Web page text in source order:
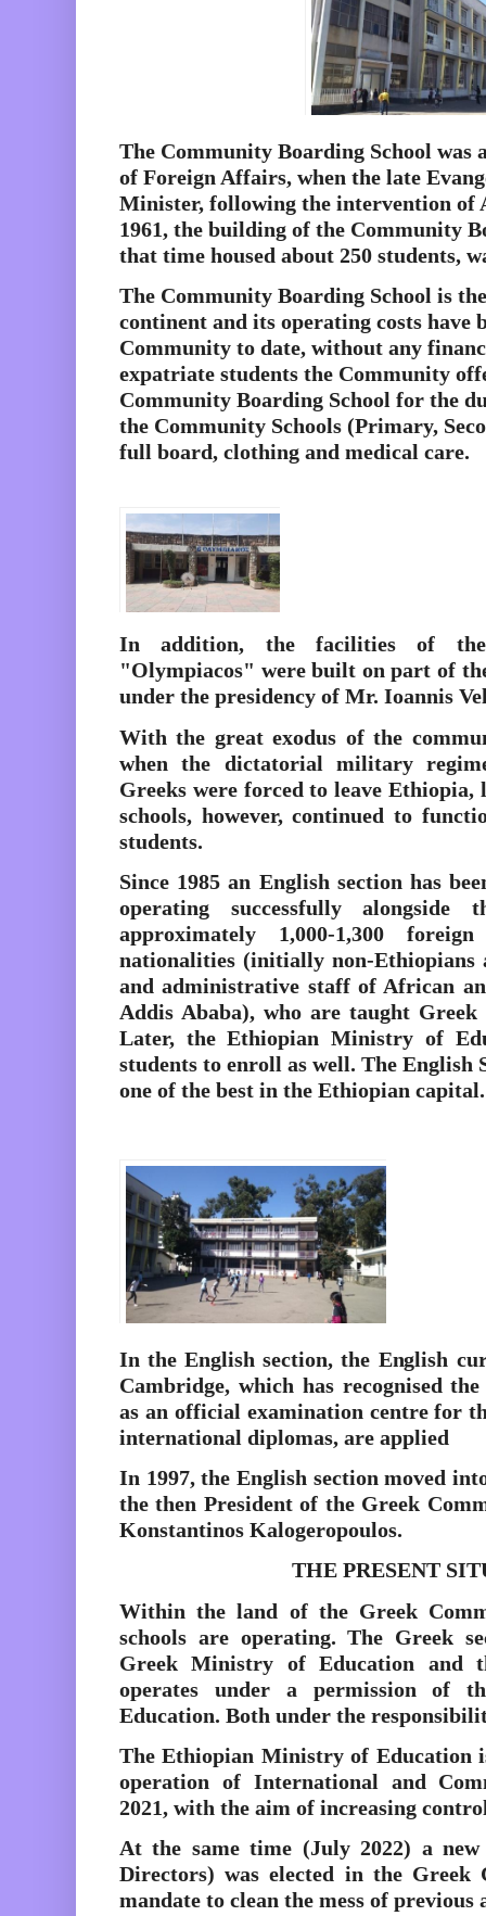
The Community Boarding School
of Foreign Affairs, when the late
Minister, following the intervention of
1961, the building of the Community
that time housed about 250 students,
The Community Boarding School is
continent and its operating costs have
Community to date, without any
expatriate students the Community
Community Boarding School for the
the Community Schools (Primary,
full board, clothing and medical care.
In addition, the facilities of
"Olympiacos" were built on part of
under the presidency of Mr. Ioannis
With the great exodus of the
when the dictatorial military
Greeks were forced to leave
schools, however, continued to
students.
Since 1985 an English section has
operating successfully alongside
approximately 1,000-1,300
nationalities (initially non-
and administrative staff of African
Addis Ababa), who are taught
Later, the Ethiopian Ministry of
students to enroll as well. The English
one of the best in the Ethiopian capital.
In the English section, the English
Cambridge, which has recognised
as an official examination centre for
international diplomas, are applied
In 1997, the English section moved
the then President of the Greek
Konstantinos Kalogeropoulos.
THE PRESENT
Within the land of the Greek
schools are operating. The Greek
Greek Ministry of Education and
operates under a permission of
Education. Both under the
The Ethiopian Ministry of Education
operation of International and
2021, with the aim of increasing
At the same time (July 2022) a
Directors) was elected in the
mandate to clean the mess of